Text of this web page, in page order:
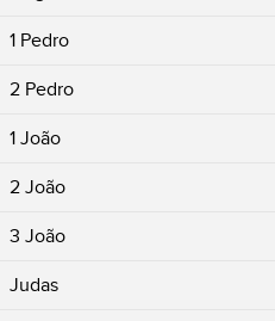
1 Pedro
2 Pedro
1 João
2 João
3 João
Judas